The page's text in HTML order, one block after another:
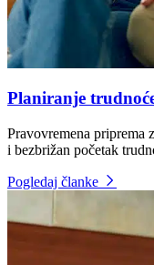
Planiranje
Pravovremena priprema
i bezbrižan početak
Pogledaj članke